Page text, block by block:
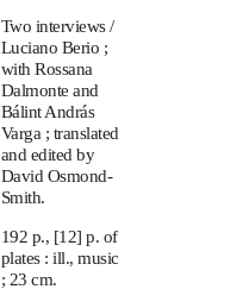
Two interviews /
Luciano Berio ;
with Rossana
Dalmonte and
Bálint András
Varga ; translated
and edited by
David Osmond-
Smith.
192 p., [12] p. of
plates : ill., music
; 23 cm.